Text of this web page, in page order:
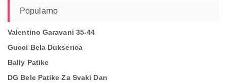
Popularno
Valentino Garavani 35-44
Gucci Bela Dukserica
Bally Patike
DG Bele Patike Za Svaki Dan